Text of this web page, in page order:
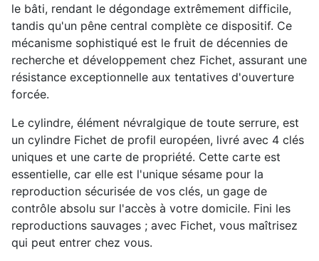
le bâti, rendant le dégondage extrêmement difficile,
tandis qu'un pêne central complète ce dispositif. Ce
mécanisme sophistiqué est le fruit de décennies de
recherche et développement chez Fichet, assurant une
résistance exceptionnelle aux tentatives d'ouverture
forcée.
Le cylindre, élément névralgique de toute serrure, est
un cylindre Fichet de profil européen, livré avec 4 clés
uniques et une carte de propriété. Cette carte est
essentielle, car elle est l'unique sésame pour la
reproduction sécurisée de vos clés, un gage de
contrôle absolu sur l'accès à votre domicile. Fini les
reproductions sauvages ; avec Fichet, vous maîtrisez
qui peut entrer chez vous.